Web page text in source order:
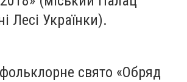
Лесі Українки).
свято «Обряд